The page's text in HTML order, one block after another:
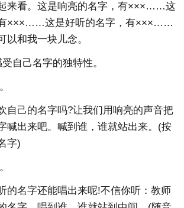
来看。这是响亮的名字，有×××……这
×××……这是好听的名字，有×××……
以和我一块儿念。
自己名字的独特性。
自己的名字吗?让我们用响亮的声音把
喊出来吧。喊到谁，谁就站出来。(按
字)
的名字还能唱出来呢!不信你听：教师